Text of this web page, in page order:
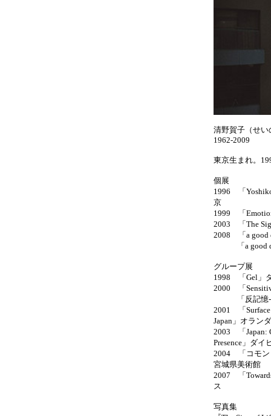
清野賀子（せい
1962-2009
東京生まれ。
個展
1996 「
京
1999 「
2003 「The
2008 「a good
「a good
グループ展
1998 「Gel」
2000 「
「反記憶--
2001 「Surface:
Japan」オラン
2003 「Japan:
Presence」ダ
2004 「コモン
宮城県美術館
2007 「
ス
写真集